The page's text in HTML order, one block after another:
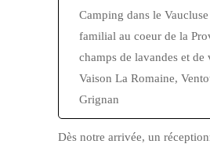
Camping dans le
familial au coeur de la
champs de lavandes et de
Vaison La Romaine,
Grignan
Dès notre arrivée, un